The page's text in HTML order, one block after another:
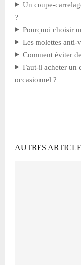
Un coupe-
?
Pourquoi choisir
Les molettes anti-
Comment éviter
Faut-il acheter un
occasionnel ?
AUTRES